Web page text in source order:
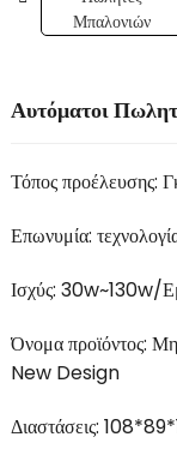
Αυτόματοι
Τόπος προέλευσης:
Επωνυμία:
Ισχύς: 30w~130w/
Όνομα προϊόντος:
New Design
Διαστάσεις: